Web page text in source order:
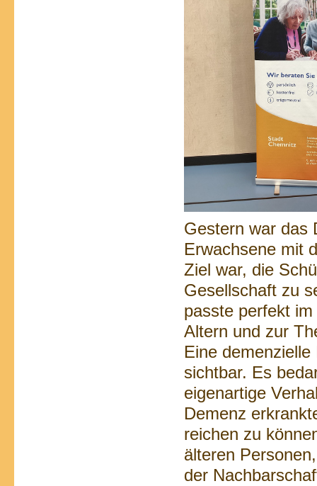
Gestern war das
Erwachsene mit
Ziel war, die
Gesellschaft zu
passte perfekt
Altern und zur
Eine
sichtbar. Es
eigenartige
Demenz
reichen zu
älteren
der